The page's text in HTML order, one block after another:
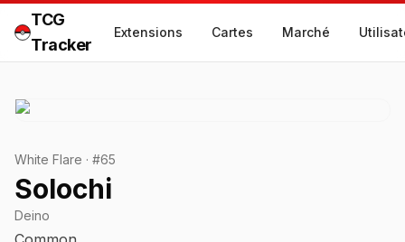
TCG
Tracker
Extensions Cartes Marché
White Flare · #65
Solochi
Deino